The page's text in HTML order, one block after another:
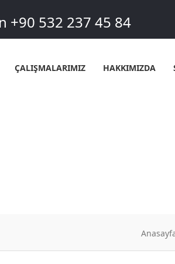
+90 532 237 45 84
ÇALIŞMALARIMIZ HAKKIMIZDA